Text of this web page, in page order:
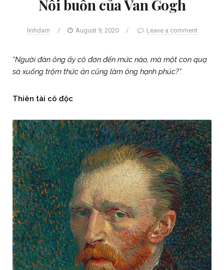
Nỗi buồn của Van Gogh
linhdam / August 9, 2020 / Leave a comment
“Người đàn ông ấy cô đơn đến mức nào, mà một con quạ
sà xuống trộm thức ăn cũng làm ông hạnh phúc?”.
Thiên tài cô độc